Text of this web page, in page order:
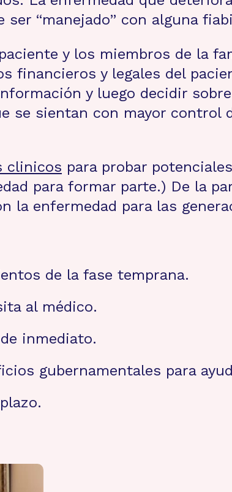
“manejado” con alguna
y los miembros de la
financieros y legales del
y luego decidir
se sientan con mayor control
clinicos para probar
para formar parte.) De la
la enfermedad para las
de la fase temprana.
al médico.
inmediato.
gubernamentales para